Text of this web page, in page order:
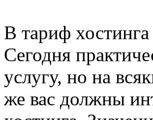
В тариф
Сегодня
услугу, но на
же вас должны